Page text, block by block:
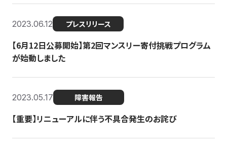
2023.06.12 プレスリリース
【6月12日公募開始】第2回マンスリー寄付挑戦プログラム
が始動しました
2023.05.17 障害報告
【重要】リニューアルに伴う不具合発生のお詫び